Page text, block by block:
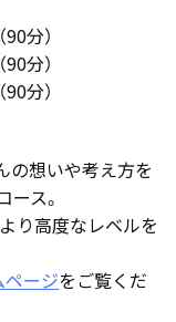
分）
分）
分）
の想いや考え方を
ス。
り高度なレベルを
ージをご覧くだ